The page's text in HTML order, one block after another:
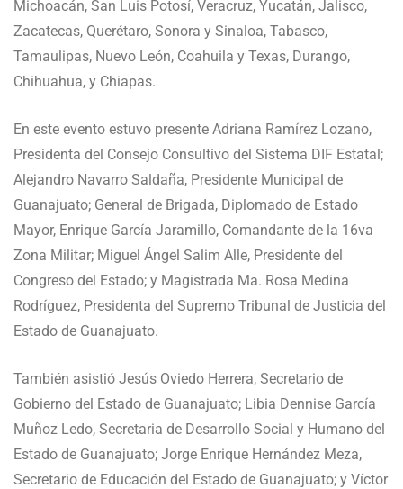
Michoacán, San Luis Potosí, Veracruz, Yucatán, Jalisco,
Zacatecas, Querétaro, Sonora y Sinaloa, Tabasco,
Tamaulipas, Nuevo León, Coahuila y Texas, Durango,
Chihuahua, y Chiapas.
En este evento estuvo presente Adriana Ramírez Lozano,
Presidenta del Consejo Consultivo del Sistema DIF Estatal;
Alejandro Navarro Saldaña, Presidente Municipal de
Guanajuato; General de Brigada, Diplomado de Estado
Mayor, Enrique García Jaramillo, Comandante de la 16va
Zona Militar; Miguel Ángel Salim Alle, Presidente del
Congreso del Estado; y Magistrada Ma. Rosa Medina
Rodríguez, Presidenta del Supremo Tribunal de Justicia del
Estado de Guanajuato.
También asistió Jesús Oviedo Herrera, Secretario de
Gobierno del Estado de Guanajuato; Libia Dennise García
Muñoz Ledo, Secretaria de Desarrollo Social y Humano del
Estado de Guanajuato; Jorge Enrique Hernández Meza,
Secretario de Educación del Estado de Guanajuato; y Víctor